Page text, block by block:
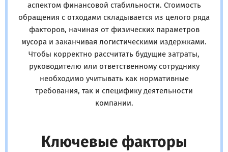
аспектом финансовой стабильности. Стоимость
обращения с отходами складывается из целого ряда
факторов, начиная от физических параметров
мусора и заканчивая логистическими издержками.
Чтобы корректно рассчитать будущие затраты,
руководителю или ответственному сотруднику
необходимо учитывать как нормативные
требования, так и специфику деятельности
компании.
Ключевые факторы